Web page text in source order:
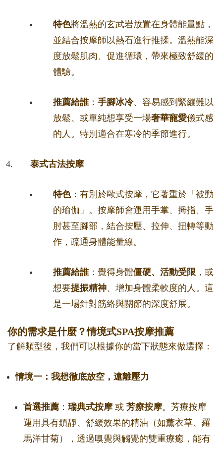
特色將溫熱的玄武岩放置在身體能量點，
並結合按摩師以熱石進行推揉。溫熱能深
度放鬆肌肉、促進循環，帶來極致舒緩的
體驗。
推薦給誰： 手腳冰冷、容易感到緊繃難以
放鬆、或單純想享受一場奢華寵愛儀式感
的人。特別適合在寒冷的季節進行。
泰式古法按摩
特色：有別於歐式按摩，它著重於「被動
的瑜伽」。按摩師會運用手掌、拇指、手
肘甚至腳部，結合按壓、拉伸、扭轉等動
作，疏通身體能量線。
推薦給誰：覺得身體僵硬、活動受限 ，或
想要提振精神、增加身體柔軟度的人。這
是一場針對筋絡與關節的深度舒展。
你的需求是什麼？情境式SPA按摩推薦
了解類型後，我們可以根據你的當下狀態來做選擇：
情境一：我想徹底放空，遠離壓力
首選推薦 ： 瑞典式按摩或 芳療按摩。芳療按摩
運用具有鎮靜、舒緩效果的精油（如薰衣草、羅
馬洋甘菊），透過嗅覺與觸覺的雙重療癒，能有